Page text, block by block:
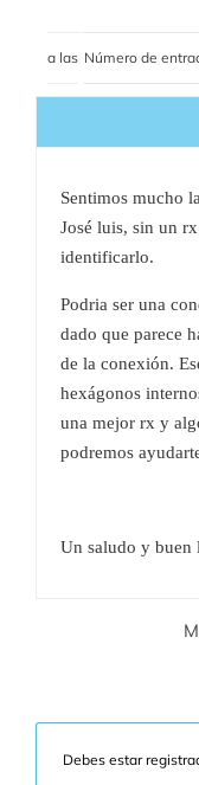
a las Número de
Sentimos mucho
José luis, sin un
identificarlo.
Podria ser una
dado que parece
de la conexión.
hexágonos
una mejor rx y
podremos
Un saludo y buen
Debes estar